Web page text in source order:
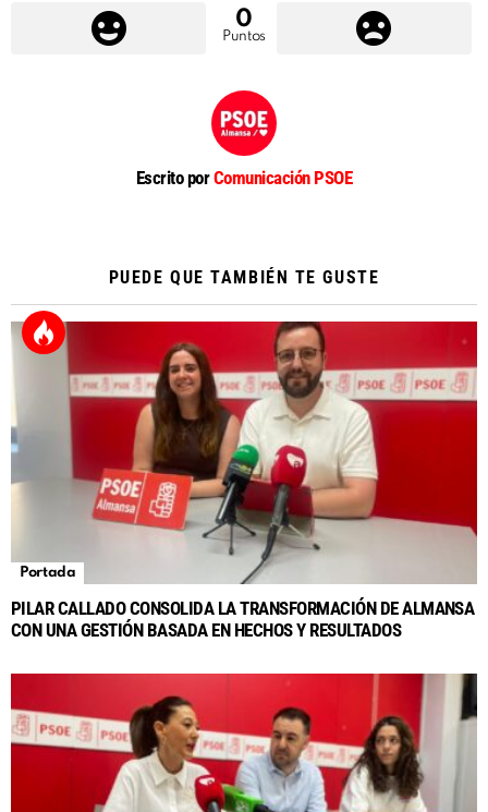
0
Puntos
Escrito porComunicación PSOE
PUEDE QUE TAMBIÉN TE GUSTE
Portada
PILAR CALLADO CONSOLIDA LA TRANSFORMACIÓN DE ALMANSA
CON UNA GESTIÓN BASADA EN HECHOS Y RESULTADOS